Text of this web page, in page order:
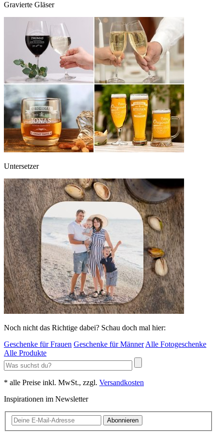
Gravierte Gläser
Untersetzer
Noch nicht das Richtige dabei? Schau doch mal hier:
Geschenke für Frauen Geschenke für Männer Alle Fotogeschenke
Alle Produkte
* alle Preise inkl. MwSt., zzgl. Versandkosten
Inspirationen im Newsletter
Abonnieren